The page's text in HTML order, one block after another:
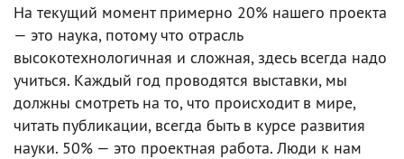
На текущий момент примерно 20% нашего проекта
— это наука, потому что отрасль
высокотехнологичная и сложная, здесь всегда надо
учиться. Каждый год проводятся выставки, мы
должны смотреть на то, что происходит в мире,
читать публикации, всегда быть в курсе развития
науки. 50% — это проектная работа. Люди к нам